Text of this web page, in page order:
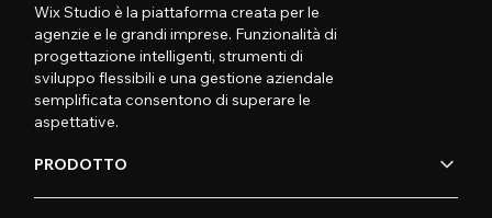
Wix Studio è la piattaforma creata per le
agenzie e le grandi imprese. Funzionalità di
progettazione intelligenti, strumenti di
sviluppo flessibili e una gestione aziendale
semplificata consentono di superare le
aspettative.
PRODOTTO